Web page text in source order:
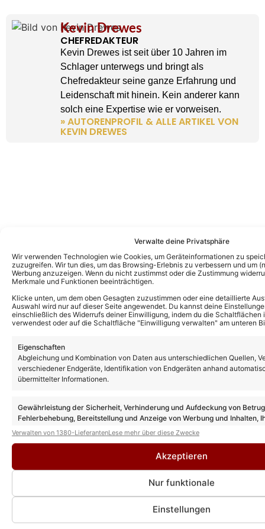
Verwalte deine Privatsphäre
Wir verwenden Technologien wie Cookies, um Geräteinformationen zu
zuzugreifen. Wir tun dies, um das Browsing-Erlebnis zu verbessern und um
Werbung anzuzeigen. Wenn du nicht zustimmst oder die Zustimmung
Merkmale und Funktionen beeinträchtigen.
Klicke unten, um dem oben Gesagten zuzustimmen oder eine detaillierte
Auswahl wird nur auf dieser Seite angewendet. Du kannst deine
einschließlich des Widerrufs deiner Einwilligung, indem du die
verwendest oder auf die Schaltfläche "Einwilligung verwalten" am unteren
Eigenschaften
Abgleichung und Kombination von Daten aus unterschiedlichen Quellen,
verschiedener Endgeräte, Identifikation von Endgeräten anhand
übermittelter Informationen.
Gewährleistung der Sicherheit, Verhinderung und Aufdeckung von
Fehlerbehebung, Bereitstellung und Anzeige von Werbung und Inhalten,
Entscheidungen zum Datenschutz speichern und übermitteln.
Verwalten von 1380-LieferantenLese mehr über diese Zwecke
Akzeptieren
Nur funktionale
Einstellungen
Kevin Drewes
CHEFREDAKTEUR
Kevin Drewes ist seit über 10 Jahren im
Schlager unterwegs und bringt als
Chefredakteur seine ganze Erfahrung und
Leidenschaft mit hinein. Kein anderer kann
solch eine Expertise wie er vorweisen.
» AUTORENPROFIL & ALLE ARTIKEL VON
KEVIN DREWES
Das könnte Euch auch interessieren:
Andy Borg unterbricht „Sommer-Spaß“-
Aufzeichnung – um Stefanie Hertel zu
Stefanie Hertel feiert 47. Geburtstag – bei
Andy Borg! Uns verriet sie mehr!